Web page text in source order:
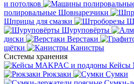
и потолков
полировальные Шовнарезчики
Шприцы для смазки
Шуруповёрты
диски
Верстаки
щётки
Канистры
Системы хранения
Кейсы
Рюкзаки
Сумки